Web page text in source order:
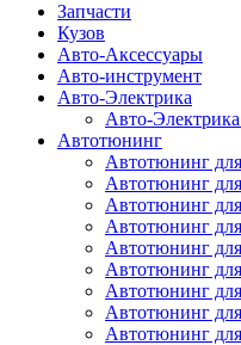
Запчасти
Кузов
Авто-Аксессуары
Авто-инструмент
Авто-Электрика
Авто-
Автотюнинг
Автотюнинг
Автотюнинг
Автотюнинг
Автотюнинг
Автотюнинг
Автотюнинг
Автотюнинг
Автотюнинг
Автотюнинг